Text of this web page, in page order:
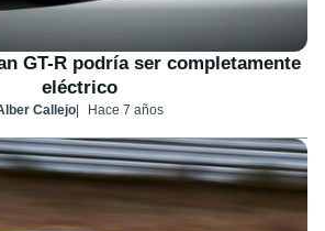
GT-R podría ser completamente
eléctrico
Callejo Hace 7 años